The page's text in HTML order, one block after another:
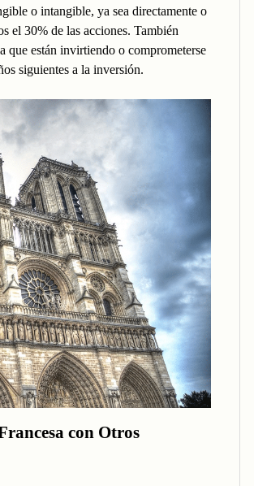
o intangible, ya sea directamente o
el 30% de las acciones. También
que están invirtiendo o comprometerse
siguientes a la inversión.
con Otros